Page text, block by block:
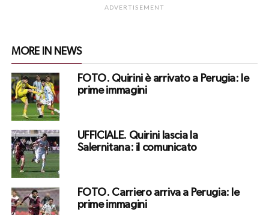
ADVERTISEMENT
MORE IN NEWS
FOTO. Quirini è arrivato a Perugia: le
prime immagini
UFFICIALE. Quirini lascia la
Salernitana: il comunicato
FOTO. Carriero arriva a Perugia: le
prime immagini